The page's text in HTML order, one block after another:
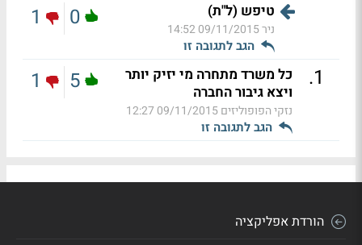
טיפש (ל"ת)
ניר09/11/2015 14:52
הגב לתגובה זו
0
1
1
.
כל משרד מתחרה מי יזיק יותר
ויצא גיבור החברה
נזקי הפופוליזים09/11/2015 12:27
הגב לתגובה זו
5
1
הורדת אפליקציה